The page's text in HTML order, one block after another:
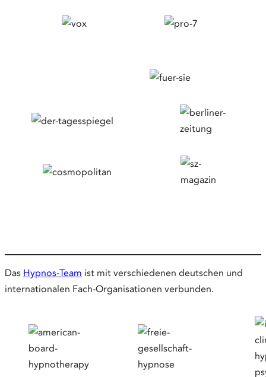
Das Hypnos-Team ist mit verschiedenen deutschen und
internationalen Fach-Organisationen verbunden.